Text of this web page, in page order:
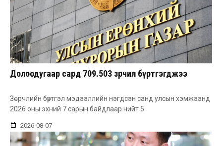
Долоодугаар сард 709.503 зөрчил бүртгэгджээ
Зөрчлийн бүртгэл мэдээллийн нэгдсэн санд улсын хэмжээнд
2026 оны эхний 7 сарын байдлаар нийт 5
2026-08-07